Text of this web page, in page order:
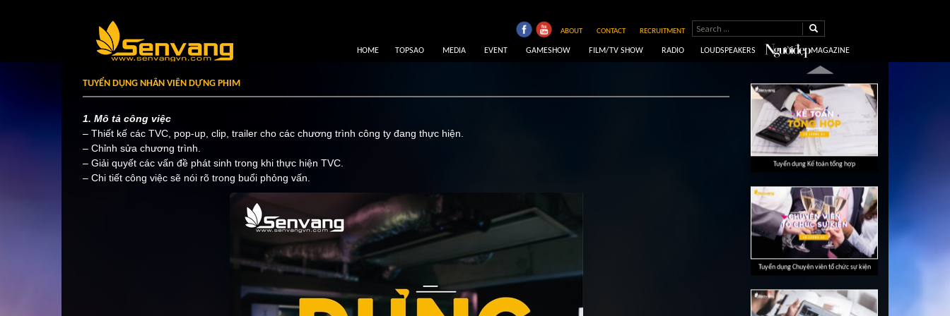
ABOUT CONTACT RECRUITMENT
HOME TOPSAO MEDIA EVENT GAMESHOW FILM/TV SHOW RADIO LOUDSPEAKERS MAGAZINE
TUYỂN DỤNG NHÂN VIÊN DỰNG PHIM
1. Mô tả công việc
– Thiết kế các TVC, pop-up, clip, trailer cho các chương trình công ty đang thực hiện.
– Chỉnh sửa chương trình.
– Giải quyết các vấn đề phát sinh trong khi thực hiện TVC.
– Chi tiết công việc sẽ nói rõ trong buổi phỏng vấn.
Tuyển dụng Kế toán tổng hợp
Tuyển dụng Chuyên viên tổ chức sự kiện